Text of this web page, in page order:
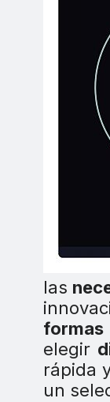
las
elegir
rápida
un